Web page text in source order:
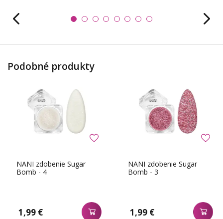
Podobné produkty
NANI zdobenie Sugar
Bomb - 4
1,99 €
NANI zdobenie Sugar
Bomb - 3
1,99 €